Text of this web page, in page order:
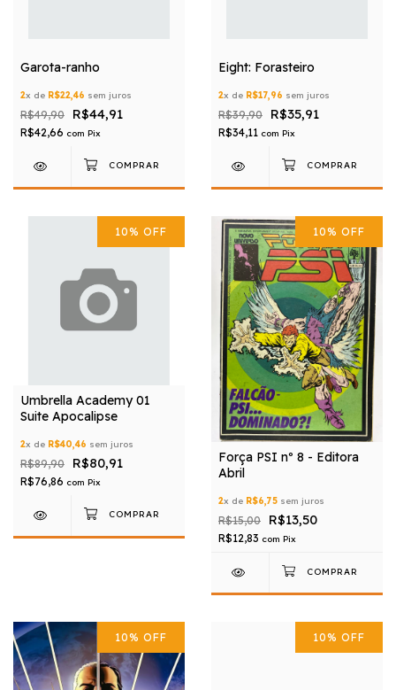
Garota-ranho
2x de R$22,46 sem juros
R$49,90 R$44,91
R$42,66 com Pix
Eight: Forasteiro
2x de R$17,96 sem juros
R$39,90 R$35,91
R$34,11 com Pix
10% OFF
Umbrella Academy 01
Suite Apocalipse
2x de R$40,46 sem juros
R$89,90 R$80,91
R$76,86 com Pix
10% OFF
Força PSI nº 8 - Editora
Abril
2x de R$6,75 sem juros
R$15,00 R$13,50
R$12,83 com Pix
10% OFF 10% OFF